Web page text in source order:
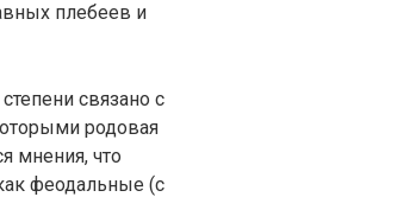
плебеев и
связано с
родовая
мнения, что
феодальные (с